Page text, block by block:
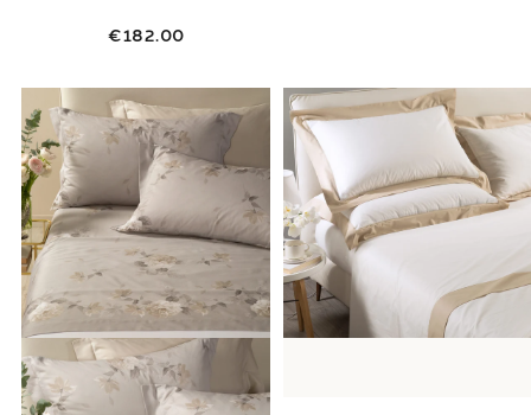
€182.00
Completo Lenzuola Matrimoniale
Link to "